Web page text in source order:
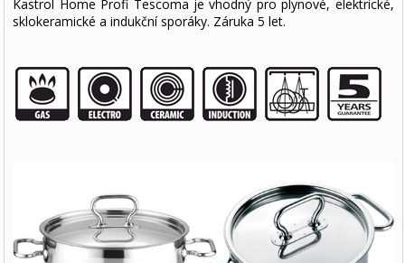
Kastrol Home Profi Tescoma je vhodný pro plynové, elektrické,
sklokeramické a indukční sporáky. Záruka 5 let.